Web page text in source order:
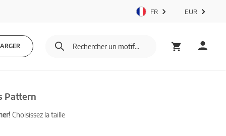
FR EUR
Pattern
Choisissez la taille